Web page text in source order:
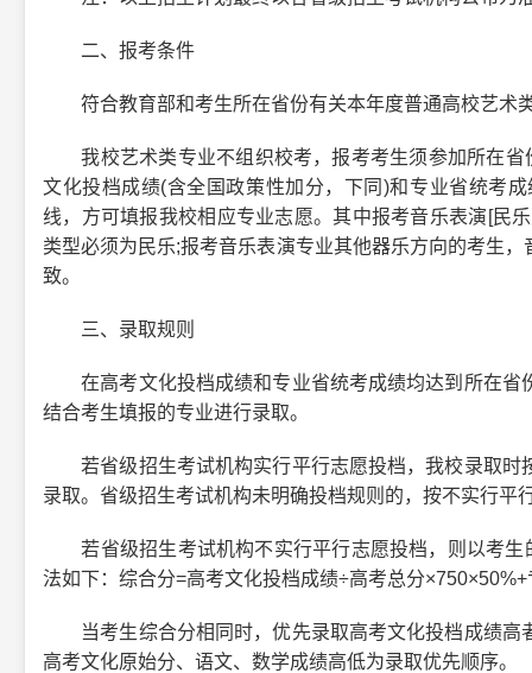
二、报考条件
符合教育部和考生所在省份有关本年度普通高校艺术
我校艺术类专业不组织校考，报考考生须参加所在省
文化投档成绩(含全国政策性加分，下同)和专业省统考
线，方可填报我校相应专业志愿。其中报考音乐表演[民
类型必须为民乐;报考音乐表演专业其他器乐方向的考生
致。
三、录取规则
在高考文化投档成绩和专业省统考成绩均达到所在省
结合考生填报的专业进行录取。
若省级招生考试机构实行平行志愿投档，我校录取时
录取。省级招生考试机构未明确投档规则的，按不实行平
若省级招生考试机构不实行平行志愿投档，则以考生
法如下：综合分=高考文化投档成绩÷高考总分
当考生综合分相同时，优先录取高考文化投档成绩高
高考文化原始分、语文、数学成绩高低为录取优先顺序。